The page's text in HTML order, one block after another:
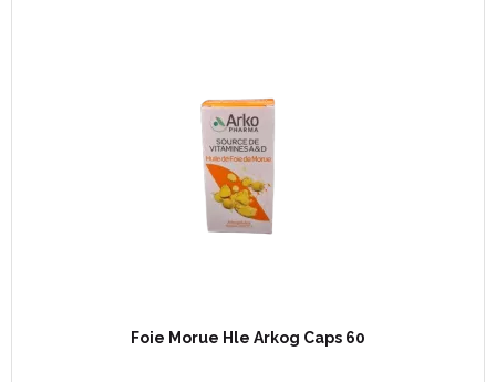
Foie Morue Hle Arkog Caps 60